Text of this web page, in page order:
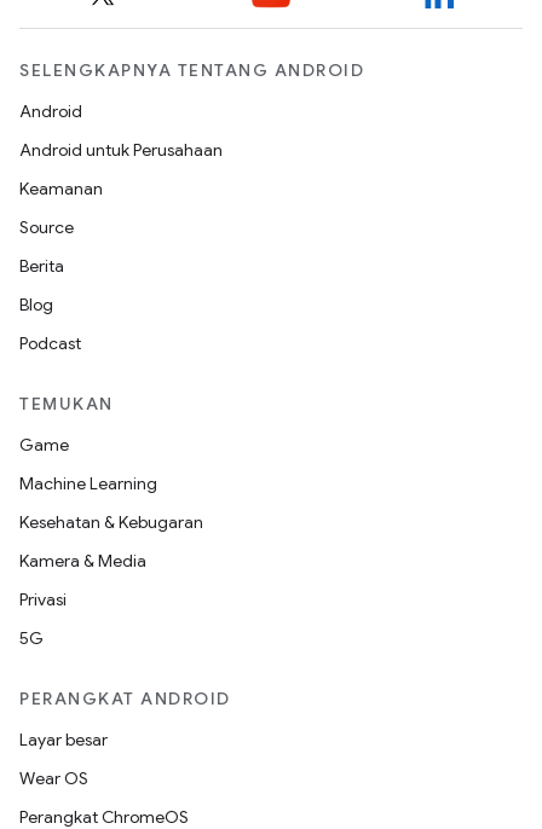
SELENGKAPNYA TENTANG ANDROID
Android
Android untuk Perusahaan
Keamanan
Source
Berita
Blog
Podcast
TEMUKAN
Game
Machine Learning
Kesehatan & Kebugaran
Kamera & Media
Privasi
5G
PERANGKAT ANDROID
Layar besar
Wear OS
Perangkat ChromeOS